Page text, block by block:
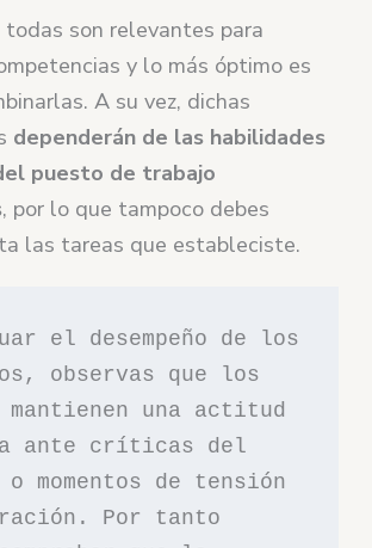
son relevantes para
y lo más óptimo es
A su vez, dichas
dependerán de las habilidades
puesto de trabajo
, por lo que tampoco debes
las tareas que estableciste.
el desempeño de los
observas que los
mantienen una actitud
ante críticas del
momentos de tensión
Por tanto